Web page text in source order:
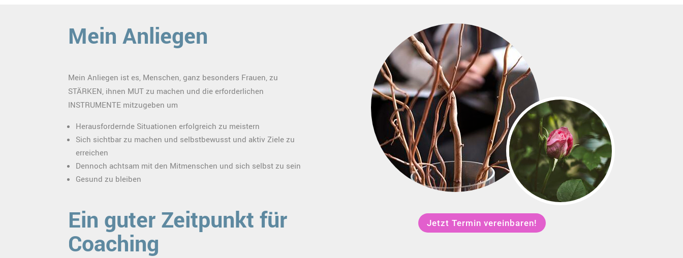
Mein Anliegen
Mein Anliegen ist es, Menschen, ganz besonders Frauen, zu
STÄRKEN, ihnen MUT zu machen und die erforderlichen
INSTRUMENTE mitzugeben um
Herausfordernde Situationen erfolgreich zu meistern
Sich sichtbar zu machen und selbstbewusst und aktiv Ziele zu
erreichen
Dennoch achtsam mit den Mitmenschen und sich selbst zu sein
Gesund zu bleiben
Ein guter Zeitpunkt für
Coaching
Jetzt Termin vereinbaren!